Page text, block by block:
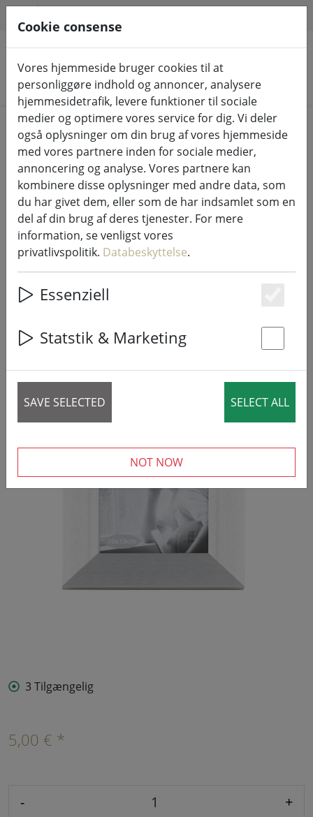
Søg efter produkter
Home At leve Tilbehør til hjemmet
KJ Collection billedramme
aluminium/glas 15 x 10 cm
3 Tilgængelig
5,00 € *
- +
Cookie consense
Vores hjemmeside bruger cookies til at
personliggøre indhold og annoncer, analysere
hjemmesidetrafik, levere funktioner til sociale
medier og optimere vores service for dig. Vi deler
også oplysninger om din brug af vores hjemmeside
med vores partnere inden for sociale medier,
annoncering og analyse. Vores partnere kan
kombinere disse oplysninger med andre data, som
du har givet dem, eller som de har indsamlet som en
del af din brug af deres tjenester. For mere
information, se venligst vores
privatlivspolitik. Databeskyttelse.
Essenziell
Statstik & Marketing
SAVE SELECTED SELECT ALL
NOT NOW